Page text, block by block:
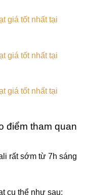
giá tốt nhất tại
giá tốt nhất tại
giá tốt nhất tại
điểm tham quan
rất sớm từ 7h sáng
cụ thể như sau: